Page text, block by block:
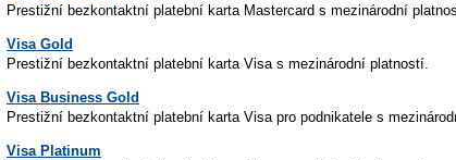
Prestižní bezkontaktní platební karta Mastercard s mezinárodní
Visa Gold
Prestižní bezkontaktní platební karta Visa s mezinárodní platností.
Visa Business Gold
Prestižní bezkontaktní platební karta Visa pro podnikatele s
Visa Platinum